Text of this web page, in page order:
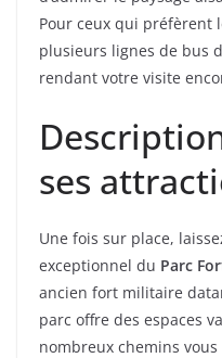
Pour ceux qui préfèrent
plusieurs lignes de bus
rendant votre visite
ses
Une fois sur place,
exceptionnel du Parc
ancien fort militaire
parc offre des espaces
nombreux chemins